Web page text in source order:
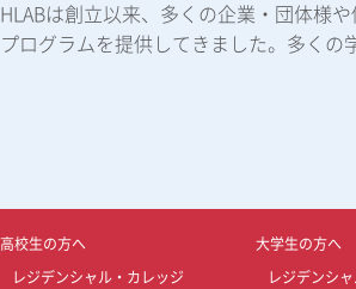
HLABは創立以来、多くの企業・団体様
プログラムを提供してきました。多く
高校生の方へ
レジデンシャル・カレッジ
大学生の方へ
レジデンシ